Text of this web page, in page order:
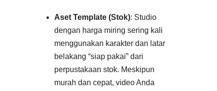
Aset Template (Stok): Studio
dengan harga miring sering kali
menggunakan karakter dan latar
belakang “siap pakai” dari
perpustakaan stok. Meskipun
murah dan cepat, video Anda